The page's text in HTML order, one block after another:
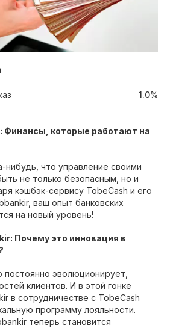
1.0%
Финансы, которые работают на
нибудь, что управление своими
не только безопасным, но и
кэшбэк-сервису TobeCash и его
ваш опыт банковских
на новый уровень!
Почему это инновация в
постоянно эволюционирует,
клиентов. И в этой гонке
в сотрудничестве с TobeCash
программу лояльности.
теперь становится